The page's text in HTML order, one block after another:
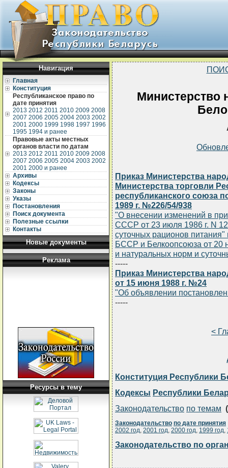
Навигация
Главная
Конституция
Республиканское право по
дате принятия
2013 2012 2011 2010 2009 2008
2007 2006 2005 2004 2003 2002
2001 2000 1999 1998 1997 1996
1995 1994 и ранее
Правовые акты местных
органов власти по датам
2013 2012 2011 2010 2009 2008
2007 2006 2005 2004 2003 2002
2001 2000 и ранее
Архивы
Кодексы
Законы
Указы
Постановления
Поиск документа
Полезные ссылки
Контакты
Новые документы
Реклама
Ресурсы в тему
Министерство
Приказ Министерства
Министерства торговли
республиканского союза
1989 г. №226/54/938
"О внесении изменений в
СССР от 23 июля 1986 г. N
суточных рационов
БССР и Белкоопсоюза от 20
и натуральных норм и
-----
Приказ Министерства
от 15 июня 1988 г. №24
"Об объявлении
-----
<
Конституция Республики
Кодексы Республики
Законодательство по темам (
Законодательство по дате принятия
2002 год, 2001 год, 2000 год, 1999 год,
Законодательство по